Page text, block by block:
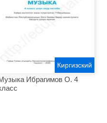
Ибрагимов О. 4
Киргизский